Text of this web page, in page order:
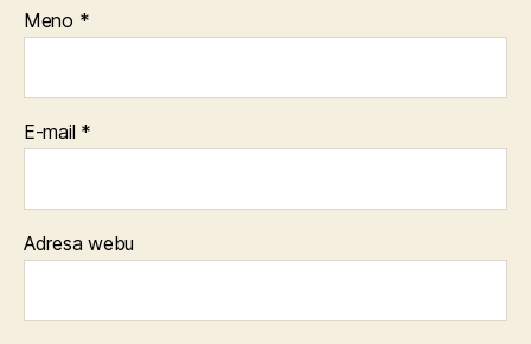
Meno *
E-mail *
Adresa webu